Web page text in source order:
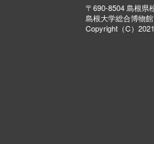
〒690-8504 島根県
島根大学総合博物
Copyright（C）